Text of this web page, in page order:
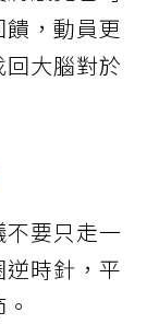
，動員更
大腦對於
要只走一
時針，平